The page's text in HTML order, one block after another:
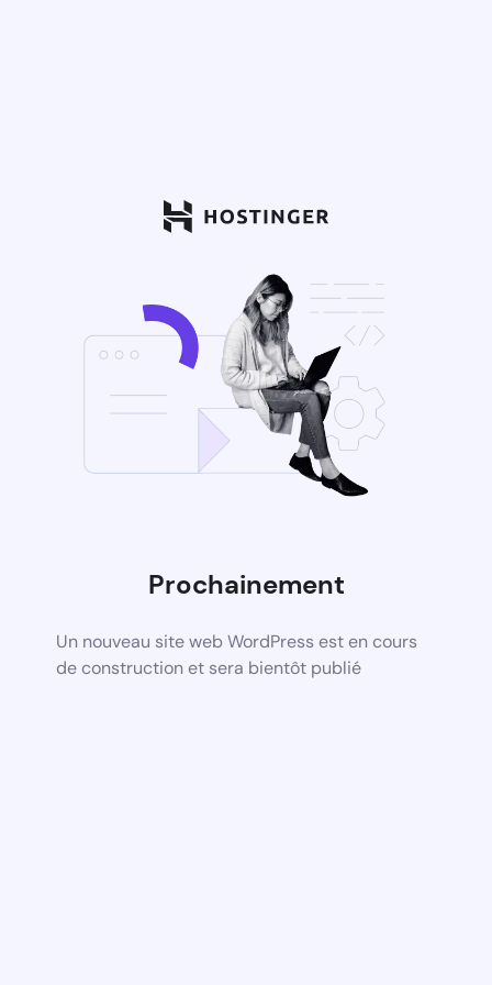
Prochainement
Un nouveau site web WordPress est en cours
de construction et sera bientôt publié